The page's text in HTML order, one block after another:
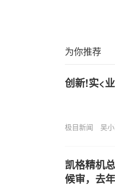
为你推荐
创新!实<
极目新闻 吴
凯格精机
候审，去